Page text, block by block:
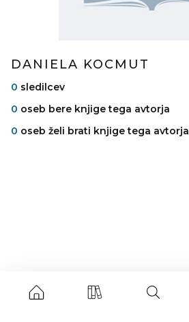
DANIELA KOCMUT
0 sledilcev
0 oseb bere knjige tega avtorja
0 oseb želi brati knjige tega avtorja